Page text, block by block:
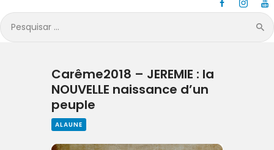
Pesquisar
por:
Boutique en ligne
Nous aider
Carême2018 – JEREMIE : la
NOUVELLE naissance d’un
peuple
ALAUNE